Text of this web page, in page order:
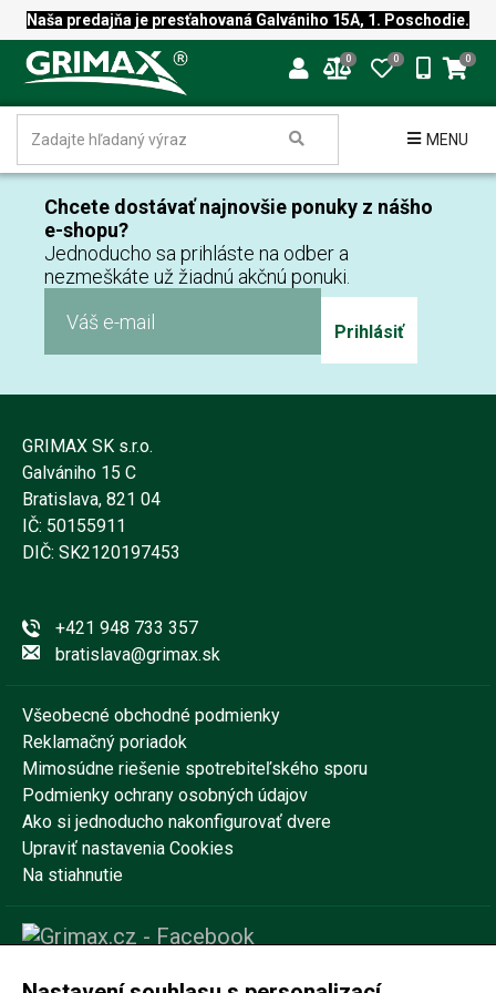
Naša predajňa je presťahovaná Galvániho 15A, 1. Poschodie.
0 0 0
MENU
Chcete dostávať najnovšie ponuky z nášho
e-shopu?
Jednoducho sa prihláste na odber a
nezmeškáte už žiadnú akčnú ponuki.
Prihlásiť
GRIMAX SK s.r.o.
Galvániho 15 C
Bratislava, 821 04
IČ: 50155911
DIČ: SK2120197453
+421 948 733 357
bratislava@grimax.sk
Všeobecné obchodné podmienky
Reklamačný poriadok
Mimosúdne riešenie spotrebiteľského sporu
Podmienky ochrany osobných údajov
Ako si jednoducho nakonfigurovať dvere
Upraviť nastavenia Cookies
Na stiahnutie